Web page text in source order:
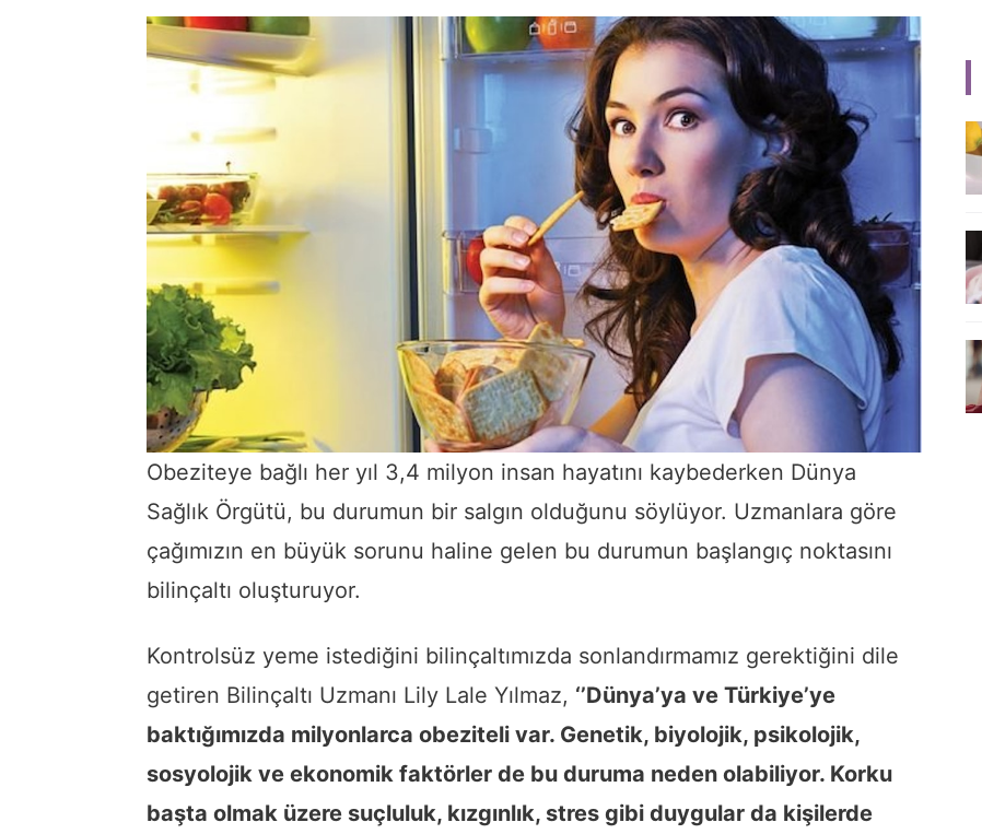
Obeziteye bağlı her yıl 3,4 milyon insan hayatını kaybederken Dünya
Sağlık Örgütü, bu durumun bir salgın olduğunu söylüyor. Uzmanlara göre
çağımızın en büyük sorunu haline gelen bu durumun başlangıç noktasını
bilinçaltı oluşturuyor.
Kontrolsüz yeme istediğini bilinçaltımızda sonlandırmamız gerektiğini dile
getiren Bilinçaltı Uzmanı Lily Lale Yılmaz, ‘’Dünya’ya ve Türkiye’ye
baktığımızda milyonlarca obeziteli var. Genetik, biyolojik, psikolojik,
sosyolojik ve ekonomik faktörler de bu duruma neden olabiliyor. Korku
başta olmak üzere suçluluk, kızgınlık, stres gibi duygular da kişilerde